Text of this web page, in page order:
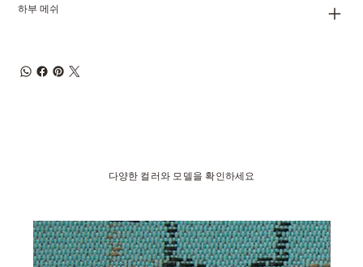
하부 메쉬
다양한 컬러와 모델을 확인하세요